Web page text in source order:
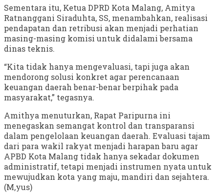
Sementara itu, Ketua DPRD Kota Malang, Amitya
Ratnanggani Siraduhta, SS, menambahkan, realisasi
pendapatan dan retribusi akan menjadi perhatian
masing-masing komisi untuk didalami bersama
dinas teknis.
“Kita tidak hanya mengevaluasi, tapi juga akan
mendorong solusi konkret agar perencanaan
keuangan daerah benar-benar berpihak pada
masyarakat,” tegasnya.
Amithya menuturkan, Rapat Paripurna ini
menegaskan semangat kontrol dan transparansi
dalam pengelolaan keuangan daerah. Evaluasi tajam
dari para wakil rakyat menjadi harapan baru agar
APBD Kota Malang tidak hanya sekadar dokumen
administratif, tetapi menjadi instrumen nyata untuk
mewujudkan kota yang maju, mandiri dan sejahtera.
(M,yus)